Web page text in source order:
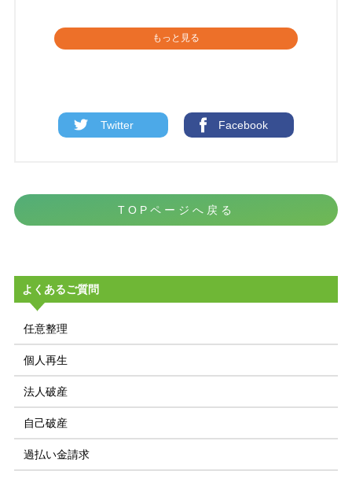
もっと見る
Twitter Facebook
TOPページへ戻る
よくあるご質問
任意整理
個人再生
法人破産
自己破産
過払い金請求